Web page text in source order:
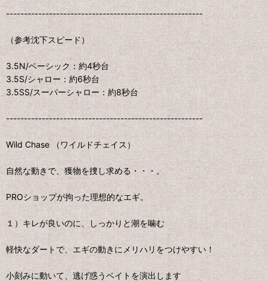
-------------------------------------------------------
（参考沈下スピード）
3.5N/ベーシック：約4秒台
3.5S/シャロー：約6秒台
3.5SS/スーパーシャロー：約8秒台
-------------------------------------------------------
Wild Chase （ワイルドチェイス）
自然な動きで、獲物を捜し求める・・・。
PROショップが拘った理想的なエギ。
１）キレが良いのに、しっかりと潮を噛む
軽快なダートで、エギの動きにメリハリをつけやすい！
小刻みに動いて、逃げ惑うベイトを演出します